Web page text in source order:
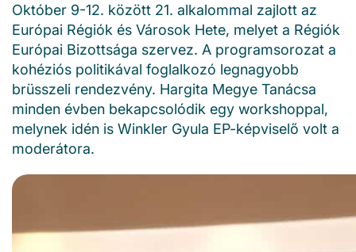
Október 9-12. között 21. alkalommal zajlott az
Európai Régiók és Városok Hete, melyet a Régiók
Európai Bizottsága szervez. A programsorozat a
kohéziós politikával foglalkozó legnagyobb
brüsszeli rendezvény. Hargita Megye Tanácsa
minden évben bekapcsolódik egy workshoppal,
melynek idén is Winkler Gyula EP-képviselő volt a
moderátora.